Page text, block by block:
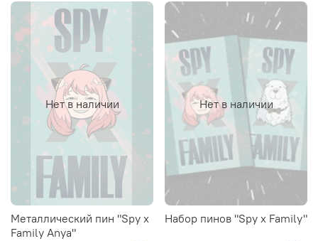
Нет в наличии
Металлический пин "Spy x
Family Anya"
Нет в наличии
Набор пинов "Spy x Family"